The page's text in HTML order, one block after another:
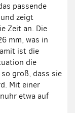
passende
zeigt
Zeit an. Die
mm, was in
ist die
die
groß, dass sie
Mit einer
etwa auf